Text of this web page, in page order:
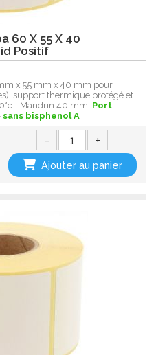
60 X 55 X 40
Positif
x 55 mm x 40 mm pour
support thermique protégé et
- Mandrin 40 mm. Port
sans bisphenol A
- +
Ajouter au panier